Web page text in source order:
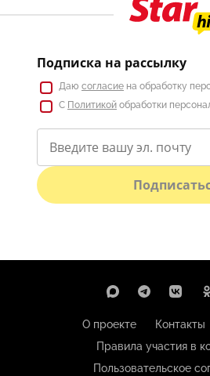
Подписка на рассылку
Даю согласие на обработку
С Политикой обработки
О проекте Контакты
Правила участия в
Пользовательское